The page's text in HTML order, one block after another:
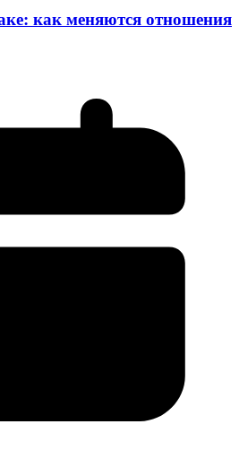
как меняются отношения